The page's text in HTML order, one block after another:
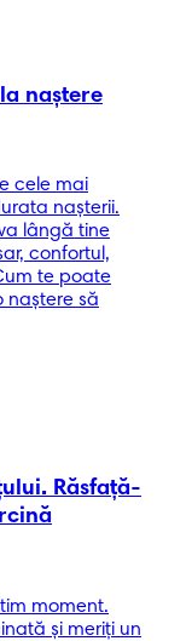
naştere
cele mai
naşterii.
lângă tine
confortul,
te poate
naştere să
Răsfaţă-
moment.
şi meriţi un